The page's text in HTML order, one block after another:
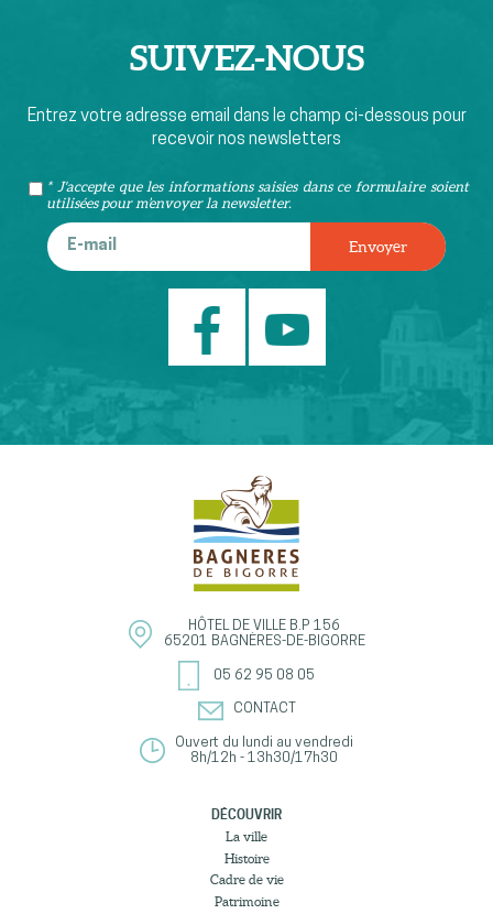
SUIVEZ-NOUS
Entrez votre adresse email dans le champ ci-dessous pour
recevoir nos newsletters
* J'accepte que les informations saisies dans ce formulaire soient
utilisées pour m’envoyer la newsletter.
HÔTEL DE VILLE B.P 156
65201 BAGNÈRES-DE-BIGORRE
05 62 95 08 05
CONTACT
Ouvert du lundi au vendredi
8h/12h - 13h30/17h30
DÉCOUVRIR
La ville
Histoire
Cadre de vie
Patrimoine